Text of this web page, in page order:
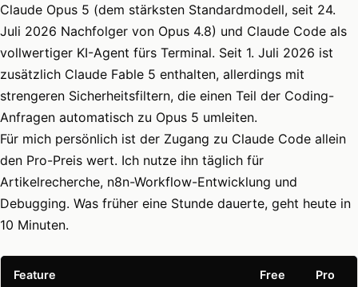
Claude Opus 5 (dem stärksten Standardmodell, seit 24.
Juli 2026 Nachfolger von Opus 4.8) und Claude Code als
vollwertiger KI-Agent fürs Terminal. Seit 1. Juli 2026 ist
zusätzlich Claude Fable 5 enthalten, allerdings mit
strengeren Sicherheitsfiltern, die einen Teil der Coding-
Anfragen automatisch zu Opus 5 umleiten.
Für mich persönlich ist der Zugang zu Claude Code allein
den Pro-Preis wert. Ich nutze ihn täglich für
Artikelrecherche, n8n-Workflow-Entwicklung und
Debugging. Was früher eine Stunde dauerte, geht heute in
10 Minuten.
Feature Free Pro